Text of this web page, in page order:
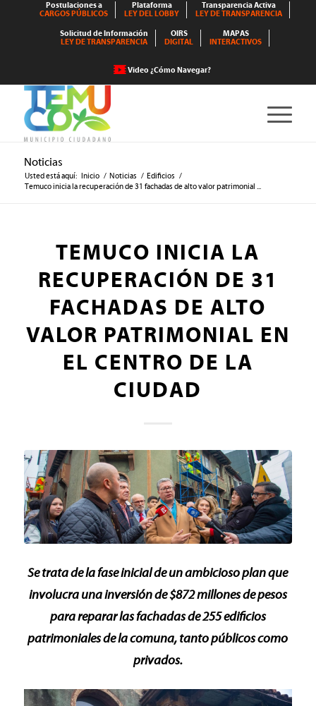
Postulaciones a
CARGOS PÚBLICOS
Plataforma
LEY DEL LOBBY
Transparencia Activa
LEY DE TRANSPARENCIA
Solicitud de Información
LEY DE TRANSPARENCIA
OIRS
DIGITAL
MAPAS
INTERACTIVOS
Video ¿Cómo Navegar?
Noticias
Usted está aquí: Inicio / Noticias / Edificios /
Temuco inicia la recuperación de 31 fachadas de alto valor patrimonial ...
TEMUCO INICIA LA
RECUPERACIÓN DE 31
FACHADAS DE ALTO
VALOR PATRIMONIAL EN
EL CENTRO DE LA
CIUDAD
Se trata de la fase inicial de un ambicioso plan que
involucra una inversión de $872 millones de pesos
para reparar las fachadas de 255 edificios
patrimoniales de la comuna, tanto públicos como
privados.